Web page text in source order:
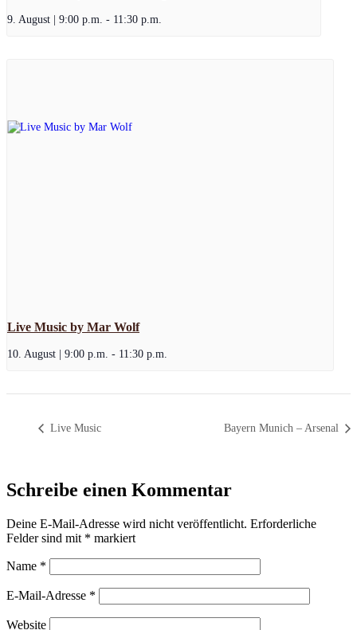
9. August | 9:00 p.m. - 11:30 p.m.
Live Music by Mar Wolf
10. August | 9:00 p.m. - 11:30 p.m.
Live Music Bayern Munich – Arsenal
Schreibe einen Kommentar
Deine E-Mail-Adresse wird nicht veröffentlicht. Erforderliche
Felder sind mit * markiert
Name *
E-Mail-Adresse *
Website